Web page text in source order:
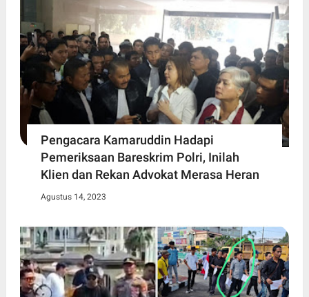
Pengacara Kamaruddin Hadapi
Pemeriksaan Bareskrim Polri, Inilah
Klien dan Rekan Advokat Merasa Heran
Agustus 14, 2023